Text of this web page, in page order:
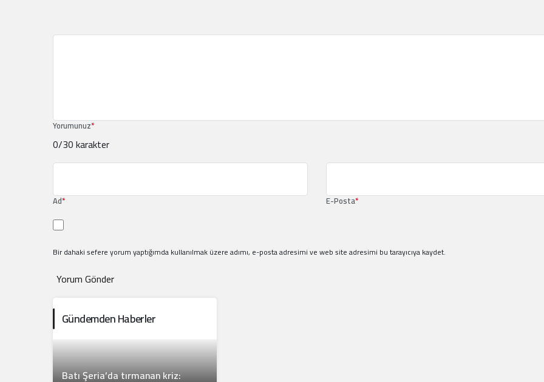
Yorumunuz*
0/30 karakter
Ad* E-Posta*
Bir dahaki sefere yorum yaptığımda kullanılmak üzere adımı, e-posta adresimi ve web site adresimi bu tarayıcıya kaydet.
Yorum Gönder
Gündemden Haberler
Batı Şeria’da tırmanan kriz: